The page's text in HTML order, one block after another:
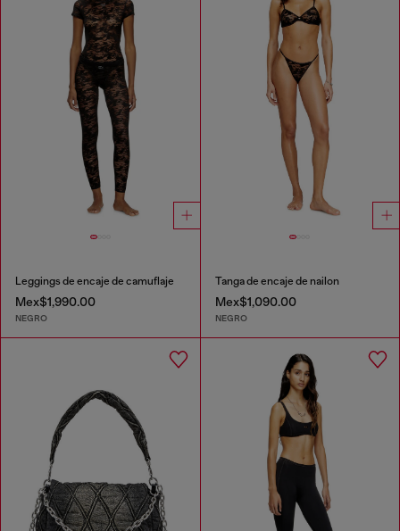
Leggings de encaje de camuflaje
Mex$1,990.00
NEGRO
Tanga de encaje de nailon
Mex$1,090.00
NEGRO